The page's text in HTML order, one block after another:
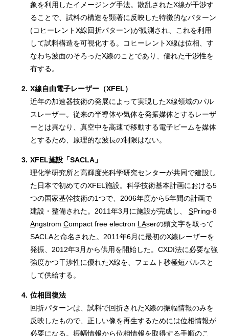
象を利用したイメージング手法。散乱されたX線が干渉す
ることで、試料の構造を顕著に反映した特徴的なパターン
(コヒーレントX線回折パターン)が観測され、これを利用
して試料構造を可視化する。コヒーレントX線は位相、す
なわち波面のそろったX線のことであり、優れた干渉性を
有する。
2. X線自由電子レーザー（XFEL）
近年の加速器技術の発展によって実現したX線領域のパル
スレーザー。従来の半導体や気体を発振媒体とするレーザ
ーとは異なり、真空中を高速で移動する電子ビームを媒体
とするため、原理的な波長の制限はない。
3. XFEL施設「SACLA」
理化学研究所と高輝度光科学研究センターが共同で建設し
た日本で初めてのXFEL施設。科学技術基本計画における5
つの国家基幹技術の1つで、2006年度から5年間の計画で
建設・整備された。2011年3月に施設が完成し、SPring-8
AngstromCompact free electron LAserの頭文字を取って
SACLAと命名された。2011年6月に最初のX線レーザーを
発振、2012年3月から供用を開始した。CXDI法に必要な強
強度かつ干渉性に優れたX線を、フェムト秒極短パルスと
して供給する。
4. 位相回復法
回折パターンは、試料で回折されたX線の振幅情報のみを
反映したもので、正しい像を再生するためには位相情報が
必要になる。振幅情報から位相情報を取得する手順のこ